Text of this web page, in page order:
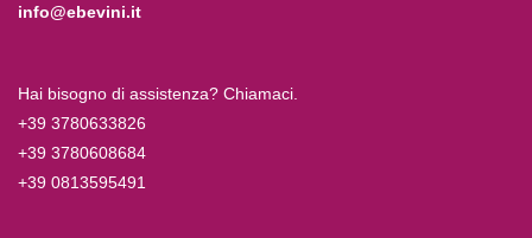
info@ebevini.it
Hai bisogno di assistenza? Chiamaci.
+39 3780633826
+39 3780608684
+39 0813595491